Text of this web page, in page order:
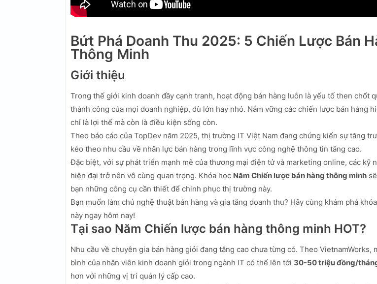
Bứt Phá Doanh Thu 2025: 5 Chiến Lược Bán
Thông Minh
Giới thiệu
Trong thế giới kinh doanh đầy cạnh tranh, hoạt động bán hàng luôn là yếu tố then chốt
thành công của mọi doanh nghiệp, dù lớn hay nhỏ. Nắm vững các chiến lược bán hàng
chỉ là lợi thế mà còn là điều kiện sống còn.
Theo báo cáo của TopDev năm 2025, thị trường IT Việt Nam đang chứng kiến sự tăng
kéo theo nhu cầu về nhân lực bán hàng trong lĩnh vực công nghệ thông tin tăng cao.
Đặc biệt, với sự phát triển mạnh mẽ của thương mại điện tử và marketing online, các kỹ
hiện đại trở nên vô cùng quan trọng. Khóa học Năm Chiến lược bán hàng thông minh
bạn những công cụ cần thiết để chinh phục thị trường này.
Bạn muốn làm chủ nghệ thuật bán hàng và gia tăng doanh thu? Hãy cùng khám phá
này ngay hôm nay!
Tại sao Năm Chiến lược bán hàng thông minh HOT?
Nhu cầu về chuyên gia bán hàng giỏi đang tăng cao chưa từng có. Theo VietnamWorks,
bình của nhân viên kinh doanh giỏi trong ngành IT có thể lên tới 30-50 triệu đồng/
hơn với những vị trí quản lý cấp cao.